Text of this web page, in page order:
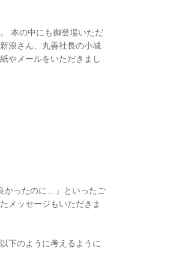
本の中にも御登場いただ
浪さん、丸善社長の小城
やメールをいただきまし
かったのに…」といったご
メッセージもいただきま
下のように考えるように